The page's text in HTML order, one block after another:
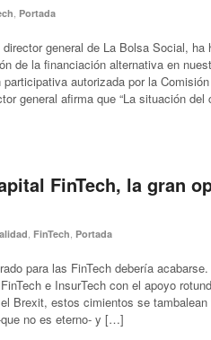
, Portada
general de La Bolsa Social, ha
de la financiación alternativa en
autorizada por la
general afirma que “La situación
FinTech, la gran
FinTech Portada
para las FinTech debería
e InsurTech con el apoyo
Brexit, estos cimientos se
no es eterno- y […]